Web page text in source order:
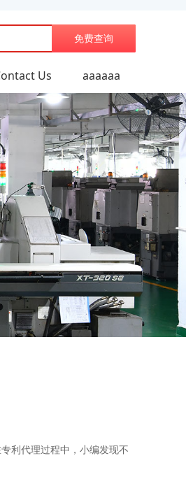
免费查询
Us aaaaaa
利代理过程中，小编发现不